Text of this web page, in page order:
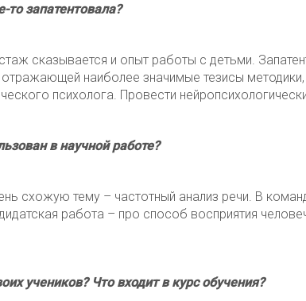
то запатентовала?
сказывается и опыт работы с детьми.
наиболее значимые тезисы
психолога. Провести
в научной работе?
схожую тему – частотный анализ речи. В
работа – про способ восприятия
учеников? Что входит в курс обучения?